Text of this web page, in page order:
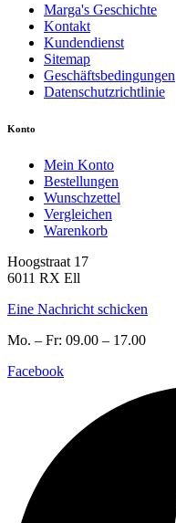
Marga's Geschichte
Kontakt
Kundendienst
Sitemap
Geschäftsbedingungen
Datenschutzrichtlinie
Konto
Mein Konto
Bestellungen
Wunschzettel
Vergleichen
Warenkorb
Hoogstraat 17
6011 RX Ell
Eine Nachricht schicken
Mo. – Fr: 09.00 – 17.00
Facebook